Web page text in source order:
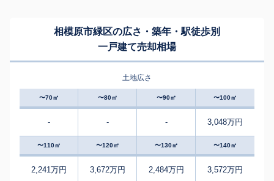
相模原市緑区の広さ・築年・駅徒歩別
一戸建て売却相場
土地広さ
〜70㎡ 〜80㎡ 〜90㎡ 〜100㎡
- - - 3,048万円
〜110㎡ 〜120㎡ 〜130㎡ 〜140㎡
2,241万円 3,672万円 2,484万円 3,572万円